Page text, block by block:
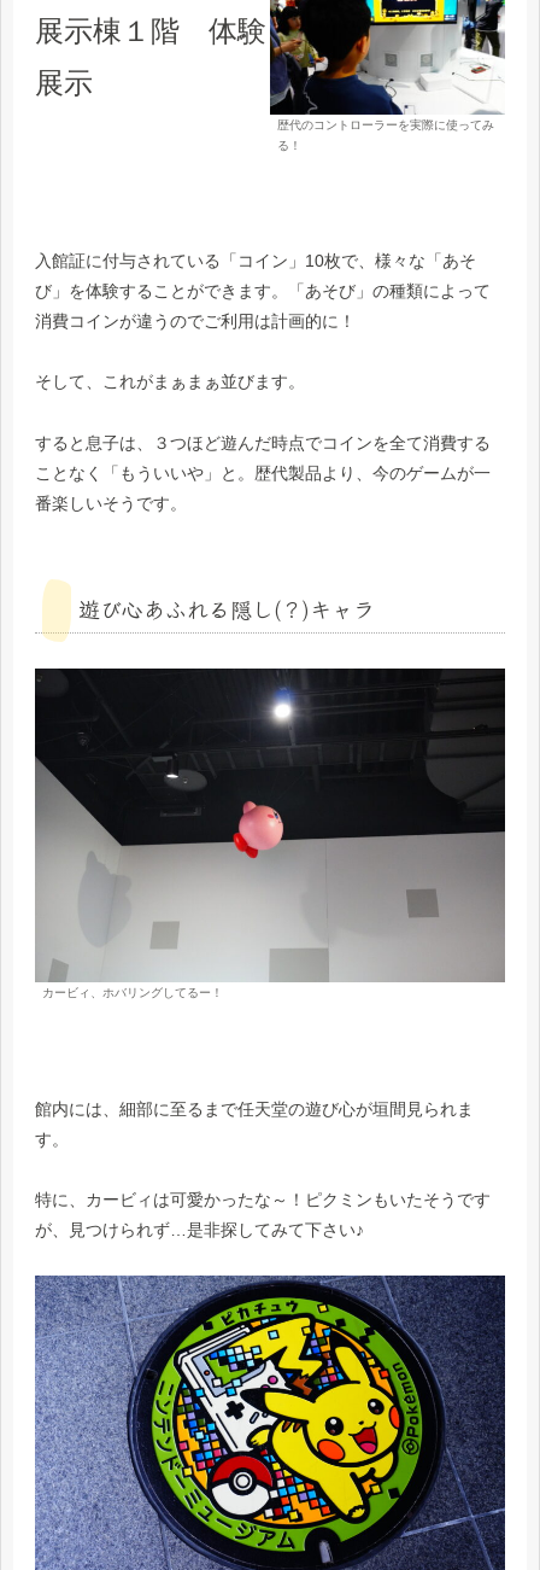
展示棟１階 体験
展示
歴代のコントローラーを実際に使ってみ
る！
入館証に付与されている「コイン」10枚で、様々な「あそ
び」を体験することができます。「あそび」の種類によって
消費コインが違うのでご利用は計画的に！
そして、これがまぁまぁ並びます。
すると息子は、３つほど遊んだ時点でコインを全て消費する
ことなく「もういいや」と。歴代製品より、今のゲームが一
番楽しいそうです。
遊び心あふれる隠し(？)キャラ
カービィ、ホバリングしてるー！
館内には、細部に至るまで任天堂の遊び心が垣間見られま
す。
特に、カービィは可愛かったな～！ピクミンもいたそうです
が、見つけられず…是非探してみて下さい♪